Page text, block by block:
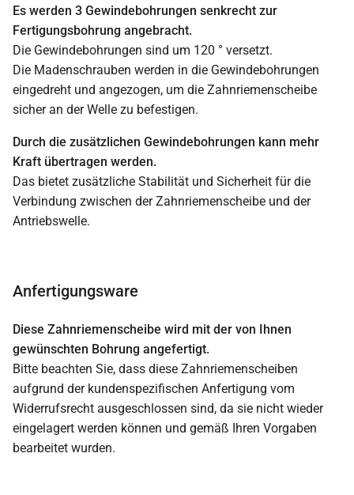
Es werden 3 Gewindebohrungen senkrecht zur
Fertigungsbohrung angebracht.
Die Gewindebohrungen sind um 120 ° versetzt.
Die Madenschrauben werden in die Gewindebohrungen
eingedreht und angezogen, um die Zahnriemenscheibe
sicher an der Welle zu befestigen.
Durch die zusätzlichen Gewindebohrungen kann mehr
Kraft übertragen werden.
Das bietet zusätzliche Stabilität und Sicherheit für die
Verbindung zwischen der Zahnriemenscheibe und der
Antriebswelle.
Anfertigungsware
Diese Zahnriemenscheibe wird mit der von Ihnen
gewünschten Bohrung angefertigt.
Bitte beachten Sie, dass diese Zahnriemenscheiben
aufgrund der kundenspezifischen Anfertigung vom
Widerrufsrecht ausgeschlossen sind, da sie nicht wieder
eingelagert werden können und gemäß Ihren Vorgaben
bearbeitet wurden.